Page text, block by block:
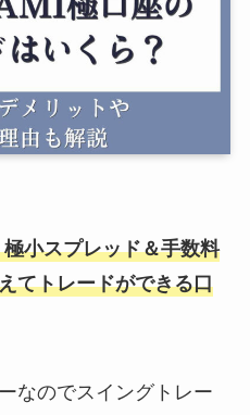
小スプレッド＆手数料
てトレードができる口
なのでスイングトレー